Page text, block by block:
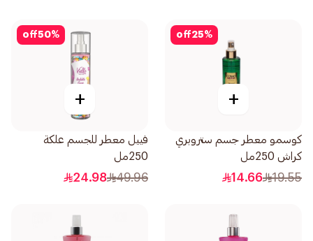
25%
off
+
كوسمو معطر جسم ستروبري
كراش 250مل
19.55
14.66
50%
off
+
فييل معطر للجسم علكة
250مل
49.96
24.98